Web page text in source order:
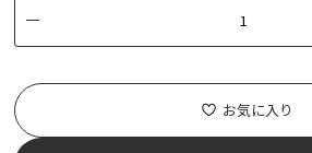
お気に入り